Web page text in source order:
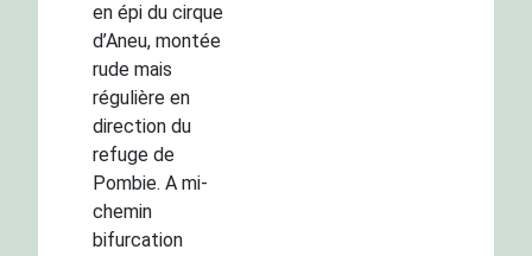
en épi du cirque
d’Aneu, montée
rude mais
régulière en
direction du
refuge de
Pombie. A mi-
chemin
bifurcation